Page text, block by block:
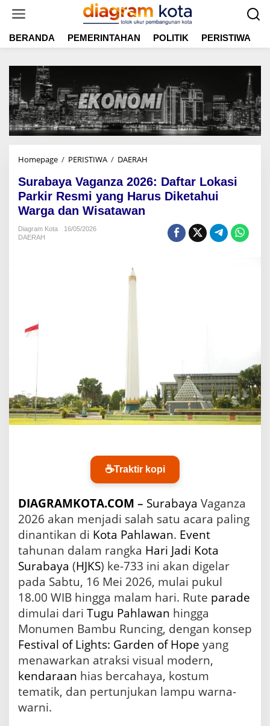
t
BERANDA PEMERINTAHAN POLITIK PERISTIWA
Homepage / PERISTIWA / DAERAH
r
a
D
a
f
t
L
o
s
i
P
a
r
k
i
r
R
s
m
i
y
a
n
g
H
Surabaya Vaganza 2026: Daftar Lokasi
Parkir Resmi yang Harus Diketahui
Warga dan Wisatawan
Diagram Kota
16/05/2026
DAERAH
☕Traktir kopi
DIAGRAMKOTA.COM – Surabaya Vaganza
2026 akan menjadi salah satu acara paling
dinantikan di Kota Pahlawan. Event
tahunan dalam rangka Hari Jadi Kota
Surabaya (HJKS) ke-733 ini akan digelar
pada Sabtu, 16 Mei 2026, mulai pukul
18.00 WIB hingga malam hari. Rute parade
dimulai dari Tugu Pahlawan hingga
Monumen Bambu Runcing, dengan konsep
Festival of Lights: Garden of Hope yang
menawarkan atraksi visual modern,
kendaraan hias bercahaya, kostum
tematik, dan pertunjukan lampu warna-
warni.